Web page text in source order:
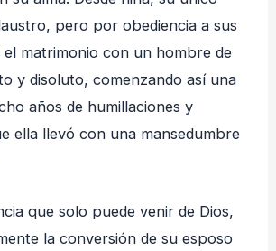
pero por obediencia a sus
matrimonio con un hombre de
y disoluto, comenzando así una
años de humillaciones y
ella llevó con una mansedumbre
que solo puede venir de Dios,
la conversión de su esposo